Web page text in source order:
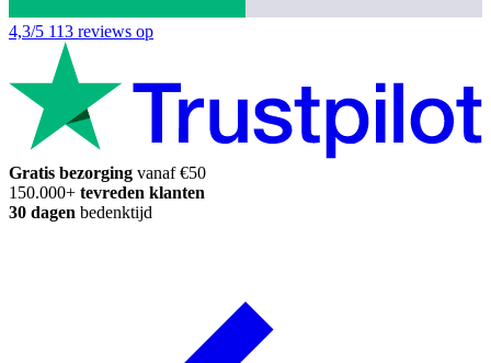
4,3/5 113 reviews op
Gratis bezorging vanaf €50
150.000+ tevreden klanten
30 dagen bedenktijd